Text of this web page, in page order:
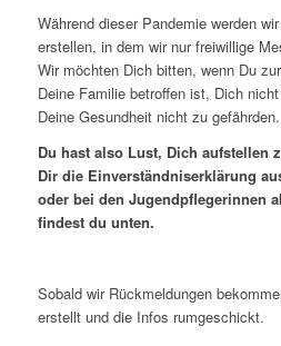
Während dieser Pandemie werden
erstellen, in dem wir nur freiwillige
Wir möchten Dich bitten, wenn Du
Deine Familie betroffen ist, Dich
Deine Gesundheit nicht zu gefährden.
Du hast also Lust, Dich aufstellen
Dir die Einverständniserklärung
oder bei den Jugendpflegerinnen
findest du unten.
Sobald wir Rückmeldungen
erstellt und die Infos rumgeschickt.